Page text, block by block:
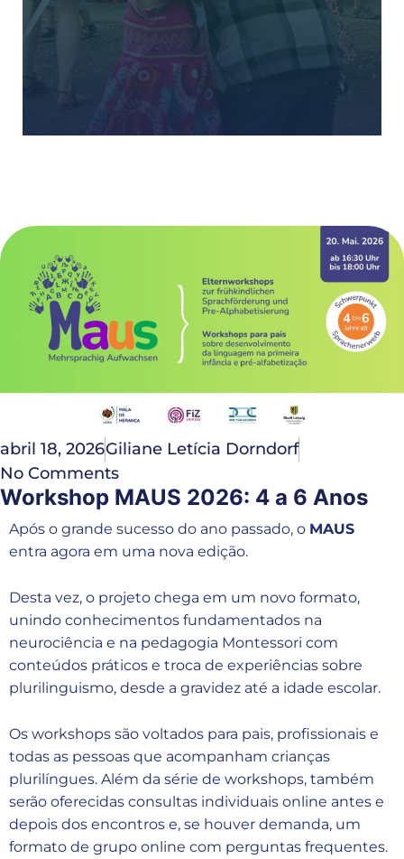
abril 18, 2026Giliane Letícia Dorndorf
No Comments
Workshop MAUS 2026: 4 a 6 Anos
Após o grande sucesso do ano passado, o MAUS
entra agora em uma nova edição.
Desta vez, o projeto chega em um novo formato,
unindo conhecimentos fundamentados na
neurociência e na pedagogia Montessori com
conteúdos práticos e troca de experiências sobre
plurilinguismo, desde a gravidez até a idade escolar.
Os workshops são voltados para pais, profissionais e
todas as pessoas que acompanham crianças
plurilíngues. Além da série de workshops, também
serão oferecidas consultas individuais online antes e
depois dos encontros e, se houver demanda, um
formato de grupo online com perguntas frequentes.